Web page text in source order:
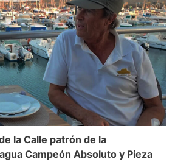
la Calle patrón de la
Campeón Absoluto y Pieza